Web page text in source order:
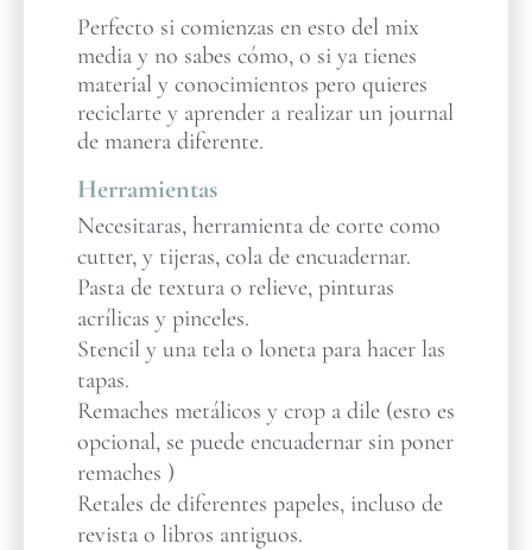
Perfecto si comienzas en esto del mix
media y no sabes cómo, o si ya tienes
material y conocimientos pero quieres
reciclarte y aprender a realizar un journal
de manera diferente.
Herramientas
Necesitaras, herramienta de corte como
cutter, y tijeras, cola de encuadernar.
Pasta de textura o relieve, pinturas
acrílicas y pinceles.
Stencil y una tela o loneta para hacer las
tapas.
Remaches metálicos y crop a dile (esto es
opcional, se puede encuadernar sin poner
remaches )
Retales de diferentes papeles, incluso de
revista o libros antiguos.